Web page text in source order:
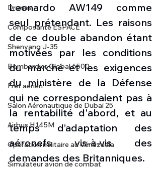
Drones
Composante ESPACE
Shenyang J-35
Bombardier Global 6500
Fret aérien
Salon Aéronautique de Dubaï 25
Airbus H145M
Opération militaire au Vénézuela
Simulateur avion de combat
Leonardo AW149 comme
seul prétendant. Les raisons
de ce double abandon étant
motivées par les conditions
du marché et les exigences
du ministère de la Défense
qui ne correspondaient pas à
la rentabilité d'abord, et au
temps d’adaptation des
aéronefs vis-à-vis des
demandes des Britanniques.